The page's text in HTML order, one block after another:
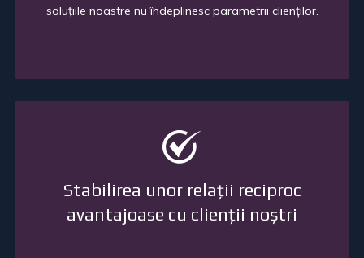
soluțiile noastre nu îndeplinesc parametrii clienților.
Stabilirea unor relații reciproc
avantajoase cu clienții noștri